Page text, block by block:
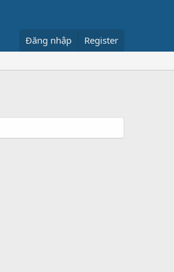
Đăng nhập Register